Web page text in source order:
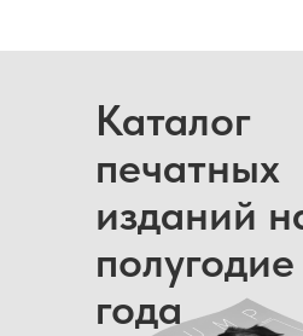
Каталог
печатных
изданий
года